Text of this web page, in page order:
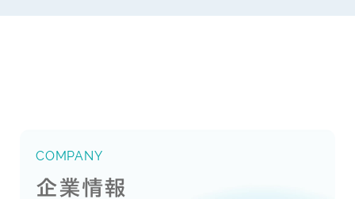
COMPANY
企業情報